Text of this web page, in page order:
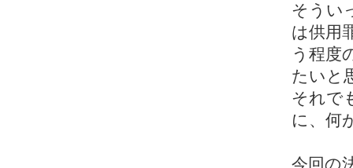
そうい
は供用
う程度
たいと
それで
に、何
今回の